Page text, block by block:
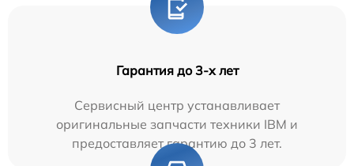
Гарантия до 3-х лет
Сервисный центр устанавливает
оригинальные запчасти техники IBM и
предоставляет гарантию до 3 лет.